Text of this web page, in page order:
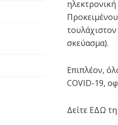
σκεύασμα).
Επιπλέον,
COVID-19,
Δείτε ΕΔΩ